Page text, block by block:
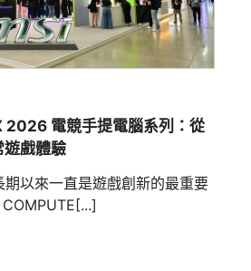
2026 電競手提電腦系列：從
遊戲體驗
以來一直是遊戲創新的最重要